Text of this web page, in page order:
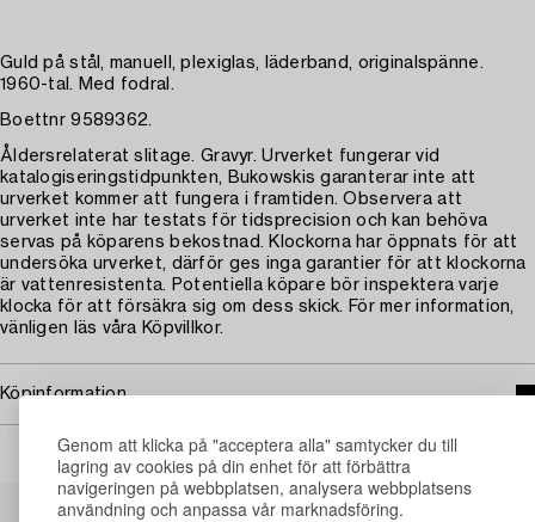
Genom att klicka på "acceptera alla" samtycker du till
lagring av cookies på din enhet för att förbättra
navigeringen på webbplatsen, analysera webbplatsens
användning och anpassa vår marknadsföring.
Guld på stål, manuell, plexiglas, läderband, originalspänne.
1960-tal. Med fodral.
Boettnr 9589362.
Åldersrelaterat slitage. Gravyr. Urverket fungerar vid
katalogiseringstidpunkten, Bukowskis garanterar inte att
urverket kommer att fungera i framtiden. Observera att
urverket inte har testats för tidsprecision och kan behöva
servas på köparens bekostnad. Klockorna har öppnats för att
undersöka urverket, därför ges inga garantier för att klockorna
är vattenresistenta. Potentiella köpare bör inspektera varje
klocka för att försäkra sig om dess skick. För mer information,
vänligen läs våra Köpvillkor.
Köpinformation
Andra har även tittat på